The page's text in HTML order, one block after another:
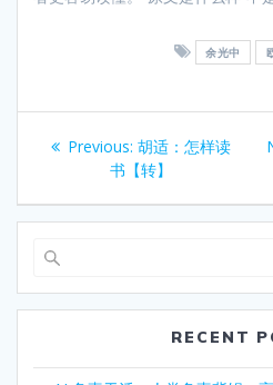
余光中
Post
navigation
Previous: Previous
post:
胡适：怎样读
书【转】
RECENT